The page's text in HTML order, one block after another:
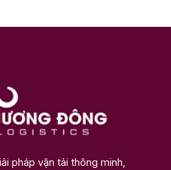
pháp vận tải thông minh,